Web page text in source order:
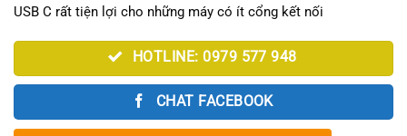
USB C rất tiện lợi cho những máy có ít cổng kết nối
HOTLINE: 0979 577 948
CHAT FACEBOOK